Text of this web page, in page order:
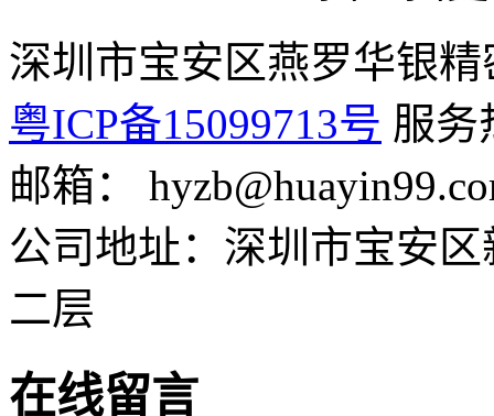
深圳市宝安区燕罗华银
粤ICP备15099713号 服务
邮箱：
公司地址：深圳市宝安
二层
在线留言